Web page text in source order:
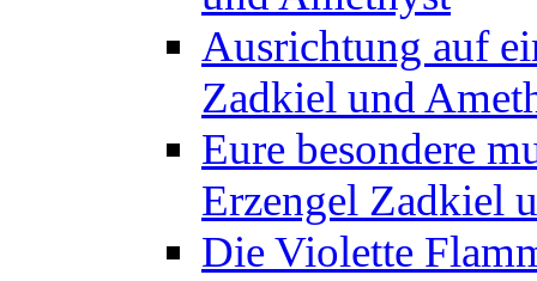
Ausrichtung auf
Zadkiel und
Eure besondere
Erzengel Zadkiel
Die Violette